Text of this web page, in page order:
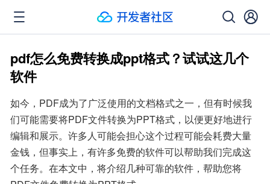
pdf怎么免费转换成ppt格式？试试这几个
软件
如今，PDF成为了广泛使用的文档格式之一，但有时候我
们可能需要将PDF文件转换为PPT格式，以便更好地进行
编辑和展示。许多人可能会担心这个过程可能会耗费大量
金钱，但事实上，有许多免费的软件可以帮助我们完成这
个任务。在本文中，将介绍几种可靠的软件，帮助您将